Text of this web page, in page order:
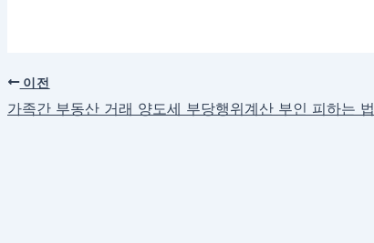
이전
가족간 부동산 거래 양도세 부당행위계산 부인 피하는 법